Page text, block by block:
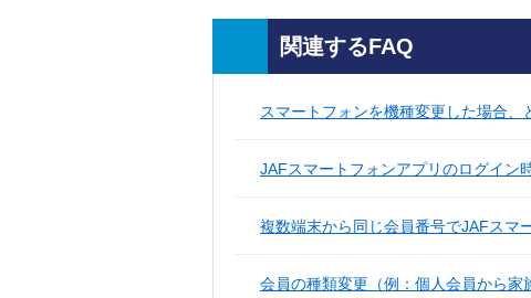
関連するFAQ
スマートフォンを機種変更した場合、
JAFスマートフォンアプリのログイン
複数端末から同じ会員番号でJAFスマ
会員の種類変更（例：個人会員から家